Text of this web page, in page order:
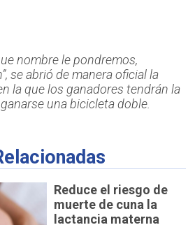
nombre le pondremos,
se abrió de manera oficial la
la que los ganadores tendrán la
una bicicleta doble.
Reduce el riesgo de
muerte de cuna la
lactancia materna